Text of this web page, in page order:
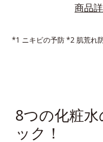
商品
*1 ニキビの予防*2 肌荒れ
8つの化粧
ック！